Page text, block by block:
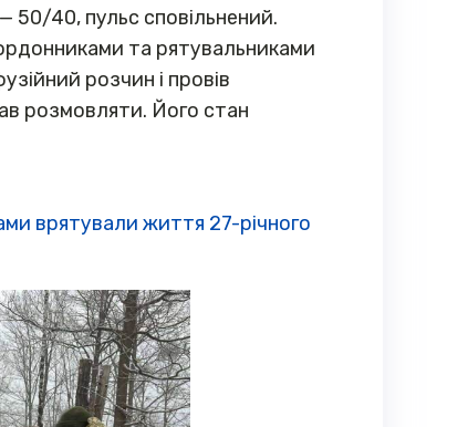
50/40, пульс сповільнений.
та рятувальниками
розчин і провів
розмовляти. Його стан
врятували життя 27-річного